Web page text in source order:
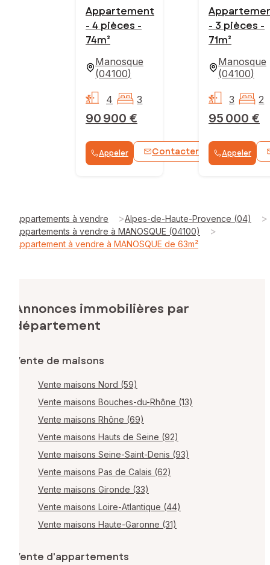
Appartement
- 4 pièces -
74m²
Manosque
(04100)
90 900 €
4 3
Appeler Contacter WhatsApp
- 3 pièces -
71m²
Manosque
(04100)
95 000 €
3 2
Appeler
Appartements à vendre >Alpes-de-Haute-Provence (04) >
Appartements à vendre à MANOSQUE (04100) >
Appartement à vendre à MANOSQUE de 63m²
Annonces immobilières par
département
Vente de maisons
Vente maisons Nord (59)
Vente maisons Bouches-du-Rhône (13)
Vente maisons Rhône (69)
Vente maisons Hauts de Seine (92)
Vente maisons Seine-Saint-Denis (93)
Vente maisons Pas de Calais (62)
Vente maisons Gironde (33)
Vente maisons Loire-Atlantique (44)
Vente maisons Haute-Garonne (31)
Vente d'appartements